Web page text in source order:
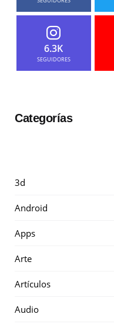
6.3K
SEGUIDORES
Categorías
3d
Android
Apps
Arte
Artículos
Audio